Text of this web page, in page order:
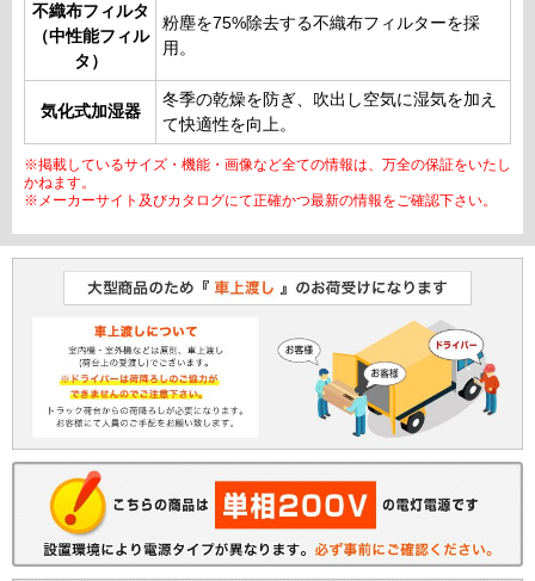
不織布フィルタ
（中性能フィル
タ）
粉塵を75%除去する不織布フィルターを採
用。
気化式加湿器
冬季の乾燥を防ぎ、吹出し空気に湿気を加え
て快適性を向上。
※掲載しているサイズ・機能・画像など全ての情報は、万全の保証をいたし
かねます。
※メーカーサイト及びカタログにて正確かつ最新の情報をご確認下さい。